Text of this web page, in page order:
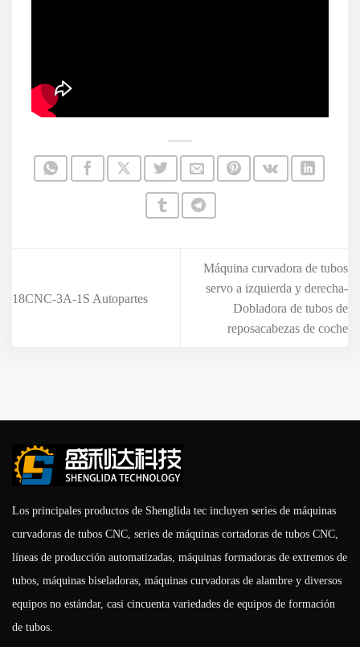
18CNC-3A-1S Autopartes
Máquina curvadora de tubos
servo a izquierda y derecha-
Dobladora de tubos de
reposacabezas de coche
Los principales productos de Shenglida tec incluyen series de máquinas
curvadoras de tubos CNC, series de máquinas cortadoras de tubos CNC,
líneas de producción automatizadas, máquinas formadoras de extremos de
tubos, máquinas biseladoras, máquinas curvadoras de alambre y diversos
equipos no estándar, casi cincuenta variedades de equipos de formación
de tubos.